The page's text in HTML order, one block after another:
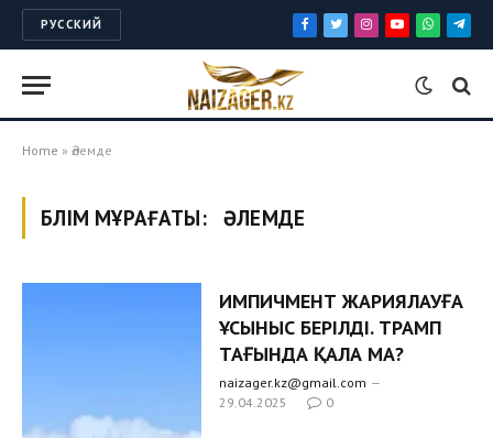
РУССКИЙ Facebook
TwitterInstagram
YouTubeWhatsApp
Home » Әлемде
БӨЛІМ МҰРАҒАТЫ: ӘЛЕМДЕ
ИМПИЧМЕНТ ЖАРИЯЛАУҒА
ҰСЫНЫС БЕРІЛДІ. ТРАМП
ТАҒЫНДА ҚАЛА МА?
naizager.kz@gmail.com
29.04.2025
0